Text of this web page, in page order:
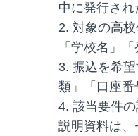
中に発行さ
2. 対象の高
「学校名」
3. 振込を希
類」「口座
4. 該当要件
説明資料は